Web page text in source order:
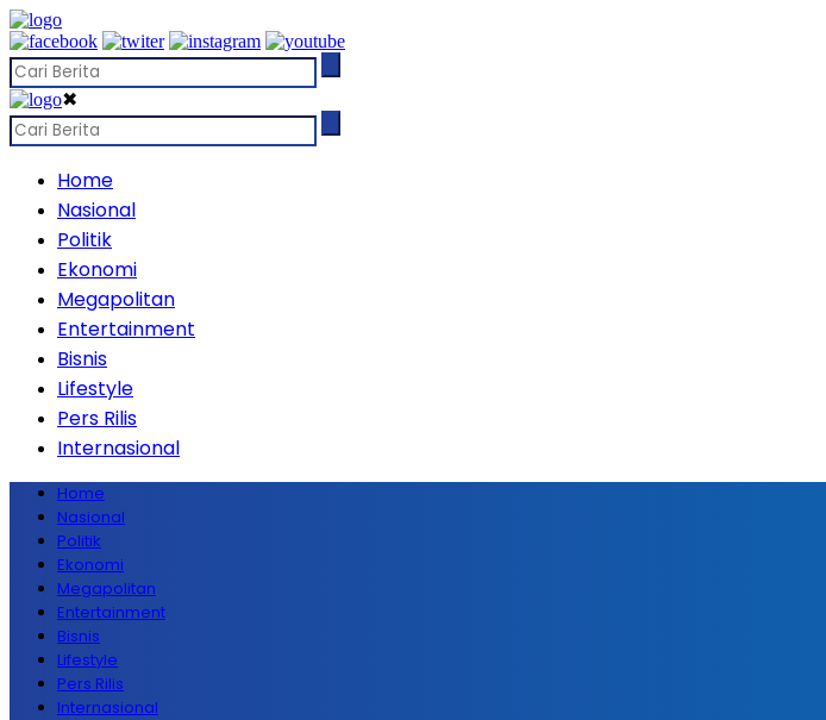
✖
Home
Nasional
Politik
Ekonomi
Megapolitan
Entertainment
Bisnis
Lifestyle
Pers Rilis
Internasional
Home
Nasional
Politik
Ekonomi
Megapolitan
Entertainment
Bisnis
Lifestyle
Pers Rilis
Internasional